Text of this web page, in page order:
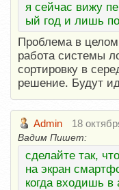
я сейчас вижу
ый год и лишь
Проблема в целом
работа системы
сортировку в
решение. Будут
Admin 18
Вадим Пишет:
сделайте так,
на экран
когда входишь